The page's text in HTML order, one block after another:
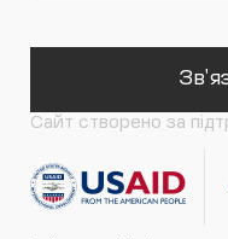
Сайт створено за